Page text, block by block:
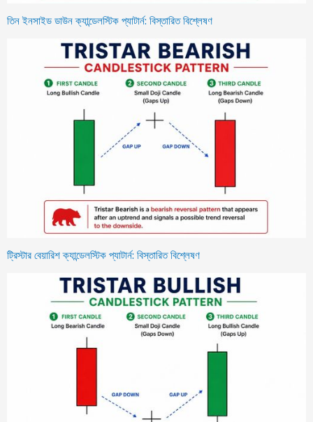
তিন ইনসাইড ডাউন ক্যান্ডেলস্টিক প্যাটার্ন: বিস্তারিত বিশ্লেষণ
ট্রিস্টার বেয়ারিশ ক্যান্ডেলস্টিক প্যাটার্ন: বিস্তারিত বিশ্লেষণ